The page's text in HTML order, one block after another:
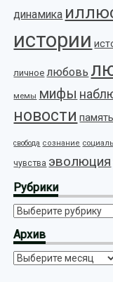
динамика
истории
личное любовь
мемы мифы
новости память
свобода сознание
чувства эволюция
Рубрики
Рубрики
Архив
Архив